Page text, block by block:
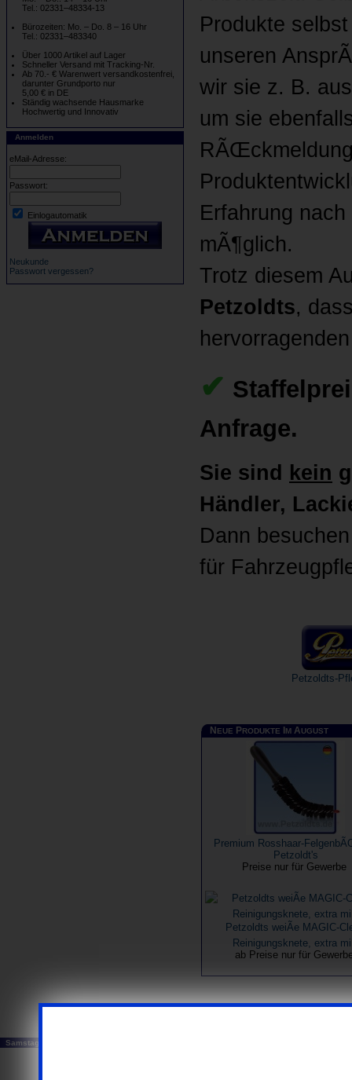
Tel.: 02331–48334-13
Bürozeiten: Mo. – Do. 8 – 16 Uhr
Tel.: 02331–483340
Über 1000 Artikel auf Lager
Schneller Versand mit Tracking-Nr.
Ab 70.- € Warenwert versandkostenfrei,
darunter Grundporto nur
5,00 € in DE
Ständig wachsende Hausmarke
Hochwertig und Innovativ
Anmelden
eMail-Adresse:
Passwort:
Einlogautomatik
Neukunde
Passwort vergessen?
Produkte
unseren
wir sie z. B.
um sie
Erfahrung
mÃ¶glich.
Trotz diesem
Petzoldts,
✔
Anfrage.
Sie sind kein
Händler,
Dann
für
Petzoldts-
N EUE PRODUKTE M AUGUST
Premium Rosshaar-
Petzoldt's
Preise nur für Gewerbe
Petzoldts weiÃe MAGIC-
Reinigungsknete, extra
ab Preise nur für
Samstag, 08. August 2026